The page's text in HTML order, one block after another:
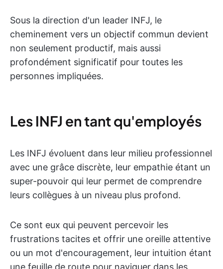
Sous la direction d'un leader INFJ, le
cheminement vers un objectif commun devient
non seulement productif, mais aussi
profondément significatif pour toutes les
personnes impliquées.
Les INFJ en tant qu'employés
Les INFJ évoluent dans leur milieu professionnel
avec une grâce discrète, leur empathie étant un
super-pouvoir qui leur permet de comprendre
leurs collègues à un niveau plus profond.
Ce sont eux qui peuvent percevoir les
frustrations tacites et offrir une oreille attentive
ou un mot d'encouragement, leur intuition étant
une feuille de route pour naviguer dans les